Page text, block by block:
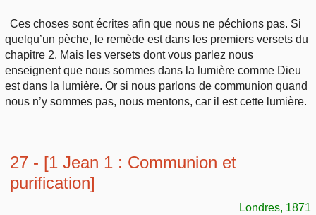
Ces choses sont écrites afin que nous ne péchions pas. Si
quelqu’un pèche, le remède est dans les premiers versets du
chapitre 2. Mais les versets dont vous parlez nous
enseignent que nous sommes dans la lumière comme Dieu
est dans la lumière. Or si nous parlons de communion quand
nous n’y sommes pas, nous mentons, car il est cette lumière.
27 - [1 Jean 1 : Communion et
purification]
Londres, 1871